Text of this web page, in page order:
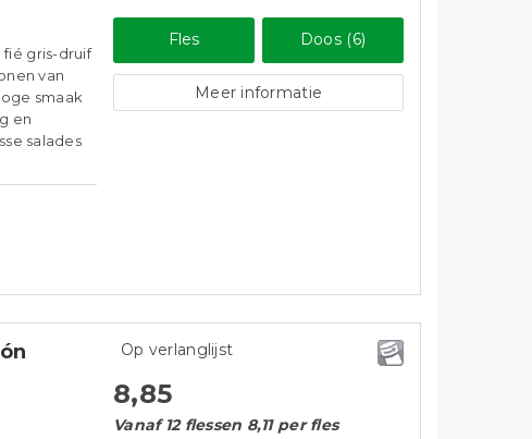
fié gris-druif
van
smaak
en
salades
Fles Doos (6)
Meer informatie
Op verlanglijst
8,85
Vanaf 12 flessen 8,11 per fles